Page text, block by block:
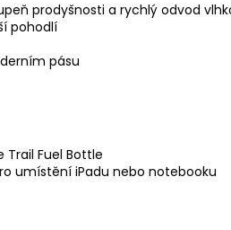
prodyšnosti a rychlý odvod
pohodlí
pásu
Fuel Bottle
umístění iPadu nebo notebooku